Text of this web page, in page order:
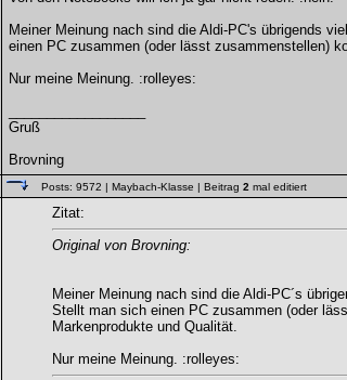
Meiner Meinung nach sind die Aldi-PC's übrigends
einen PC zusammen (oder lässt zusammenstellen)
Nur meine Meinung. :rolleyes:
Gruß
Brovning
Posts: 9572 | Maybach-Klasse | Beitrag 2 mal editiert
Zitat:
Original von Brovning:
Meiner Meinung nach sind die Aldi-PC´s
Stellt man sich einen PC zusammen (oder
Markenprodukte und Qualität.
Nur meine Meinung. :rolleyes: